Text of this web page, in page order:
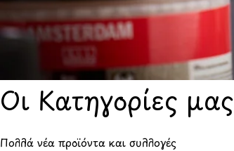
Οι Κατηγορίες μας
Πολλά νέα προϊόντα και συλλογές